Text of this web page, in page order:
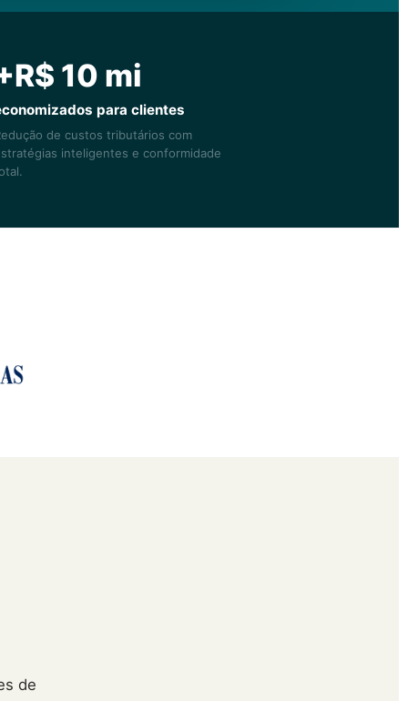
10 mi
para clientes
de custos tributários com
inteligentes e conformidade
de